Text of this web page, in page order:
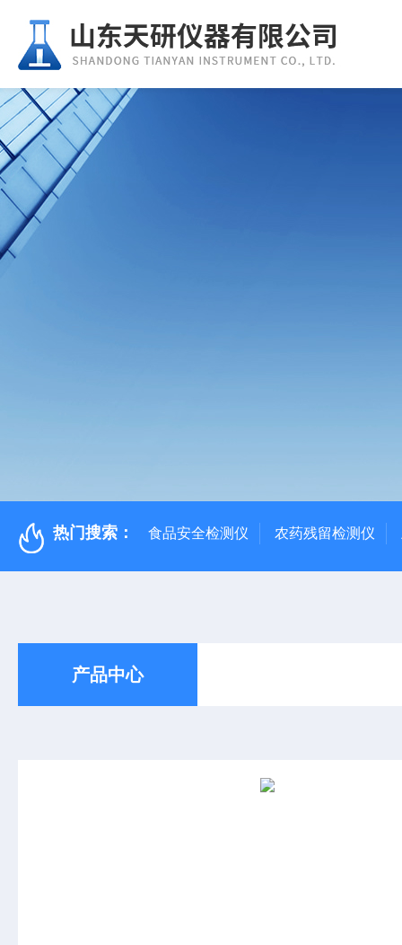
热门搜索： 食品安全检测仪 农药残留检测仪
产品中心